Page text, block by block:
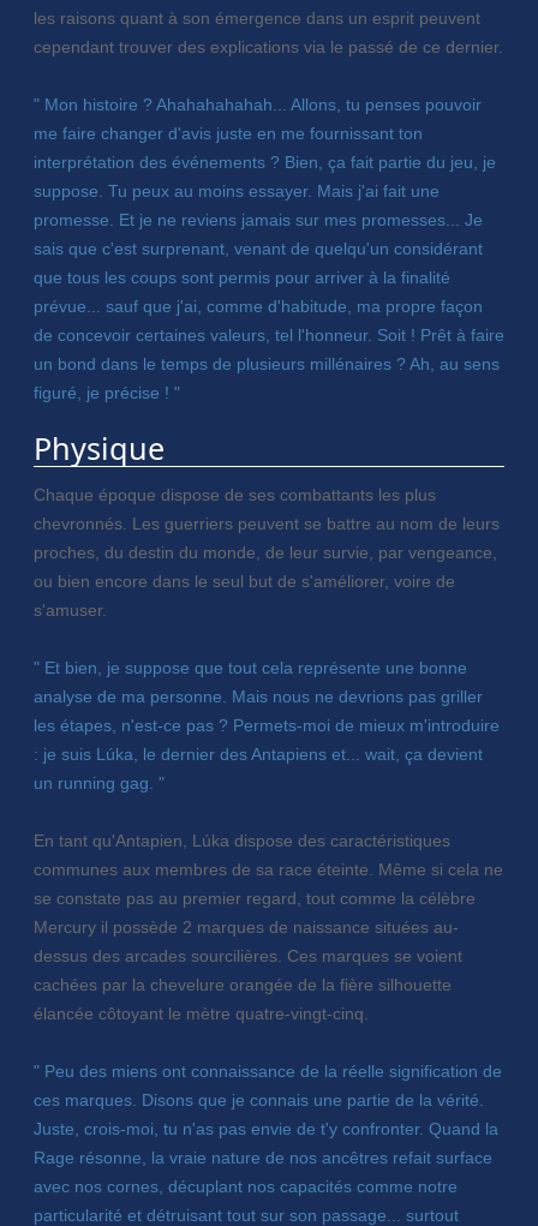
les raisons quant à son émergence dans un esprit peuvent
cependant trouver des explications via le passé de ce dernier.
" Mon histoire ? Ahahahahahah... Allons, tu penses pouvoir
me faire changer d'avis juste en me fournissant ton
interprétation des événements ? Bien, ça fait partie du jeu, je
suppose. Tu peux au moins essayer. Mais j'ai fait une
promesse. Et je ne reviens jamais sur mes promesses... Je
sais que c'est surprenant, venant de quelqu'un considérant
que tous les coups sont permis pour arriver à la finalité
prévue... sauf que j'ai, comme d'habitude, ma propre façon
de concevoir certaines valeurs, tel l'honneur. Soit ! Prêt à faire
un bond dans le temps de plusieurs millénaires ? Ah, au sens
figuré, je précise ! "
Physique
Chaque époque dispose de ses combattants les plus
chevronnés. Les guerriers peuvent se battre au nom de leurs
proches, du destin du monde, de leur survie, par vengeance,
ou bien encore dans le seul but de s'améliorer, voire de
s'amuser.
" Et bien, je suppose que tout cela représente une bonne
analyse de ma personne. Mais nous ne devrions pas griller
les étapes, n'est-ce pas ? Permets-moi de mieux m'introduire
: je suis Lúka, le dernier des Antapiens et... wait, ça devient
un running gag. "
En tant qu'Antapien, Lúka dispose des caractéristiques
communes aux membres de sa race éteinte. Même si cela ne
se constate pas au premier regard, tout comme la célèbre
Mercury il possède 2 marques de naissance situées au-
dessus des arcades sourcilières. Ces marques se voient
cachées par la chevelure orangée de la fière silhouette
élancée côtoyant le mètre quatre-vingt-cinq.
" Peu des miens ont connaissance de la réelle signification de
ces marques. Disons que je connais une partie de la vérité.
Juste, crois-moi, tu n'as pas envie de t'y confronter. Quand la
Rage résonne, la vraie nature de nos ancêtres refait surface
avec nos cornes, décuplant nos capacités comme notre
particularité et détruisant tout sur son passage... surtout